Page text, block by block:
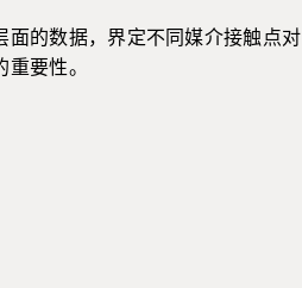
面的数据，界定不同媒介接触点对
重要性。